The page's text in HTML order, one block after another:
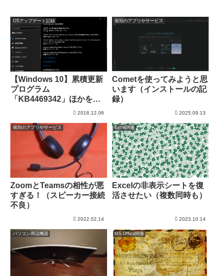
OSアップデート記録
【Windows 10】累積更新
プログラム
「KB4469342」ほかをイ
2018.12.06
個別のアプリやサービス
Cometを使ってみようと思
います（インストールの記
録）
2025.09.13
個別のアプリやサービス
ZoomとTeamsの相性が悪
すぎる！（スピーカー接続
不良）
2022.02.14
Excel関連
Excelの非表示シートを復
活させたい（複数同時も）
2023.10.14
パソコン周辺機器 MS Office関連